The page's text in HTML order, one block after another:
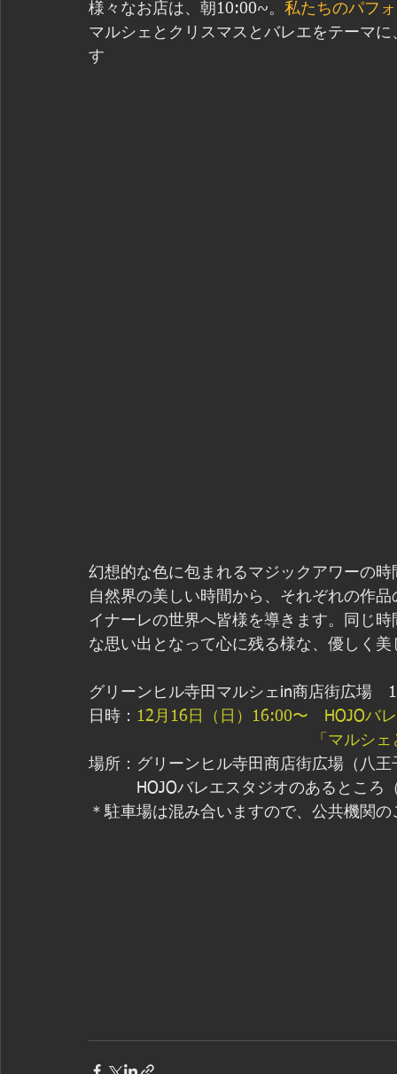
様々なお店は、朝10:00~。 私たちのパフ
マルシェとクリスマスとバレエをテーマ
す
幻想的な色に包まれるマジックアワーの
自然界の美しい時間から、それぞれの作
イナーレの世界へ皆様を導きます。同じ
な思い出となって心に残る様な、優しく
グリーンヒル寺田マルシェin商店街広場　
日時： 12月16日（日）16:00〜　HOJOバ
「マルシェとクリスマ
場所：グリーンヒル寺田商店街広場（八
HOJOバレエスタジオのあるところ
＊駐車場は混み合いますので、公共機関